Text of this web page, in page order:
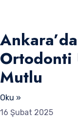
Ortodonti
Mutlu
Oku »
16 Şubat 2025